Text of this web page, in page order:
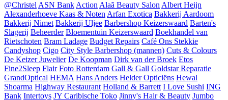
@Christel ASN Bank Action Alaã Beauty Salon Albert Heijn
Alexanderhoeve Kaas & Noten Arfan Exotica Bakkerij Aardoom
Bakkerij Nimet Bakkerij Uljee Barbershop Keizerswaard Barten's
Slagerij Beheerder Bloementuin Keizerswaard Boekhandel van
Rietschoten Bram Ladage Budget Repairs Café Ons Stekkie
Candyshop Cigo City Style Barbershop (mannen) Cuts & Colours
De Keizer Juwelier De Koopman Dirk van der Broek Etos
Fine2Sleep Flair Foto Rotterdam Gall & Gall Goldstar Reparatie
GrandOptical HEMA Hans Anders Helder Opticiëns Hewal
Shoarma Highway Restaurant Holland & Barrett I Love Sushi ING
Bank Intertoys JY Caribische Toko Jinny's Hair & Beauty Jumbo